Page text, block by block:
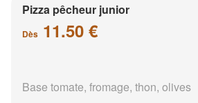
Pizza pêcheur junior
Dès 11.50 €
Base tomate, fromage, thon, olives